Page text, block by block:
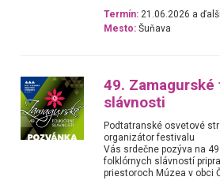
Termín: 21.06.2026 a
Mesto: Šuňava
49.
slávnosti
Podtatranské osvetové
organizátor festivalu
Vás srdečne pozýva na
folklórnych slávností
priestoroch Múzea v obci